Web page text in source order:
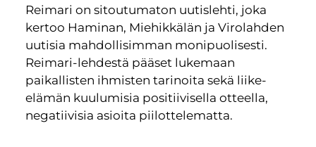
Reimari on sitoutumaton uutislehti, joka
kertoo Haminan, Miehikkälän ja Virolahden
uutisia mahdollisimman monipuolisesti.
Reimari-lehdestä pääset lukemaan
paikallisten ihmisten tarinoita sekä liike-
elämän kuulumisia positiivisella otteella,
negatiivisia asioita piilottelematta.